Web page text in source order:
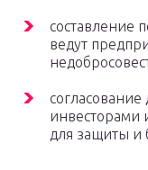
составление
ведут
инвесторами
для защиты и